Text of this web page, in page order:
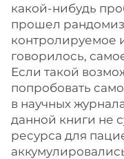
какой-нибудь
прошел
контролируемое
говорилось,
Если такой
попробовать
в научных
данной книги не
ресурса для